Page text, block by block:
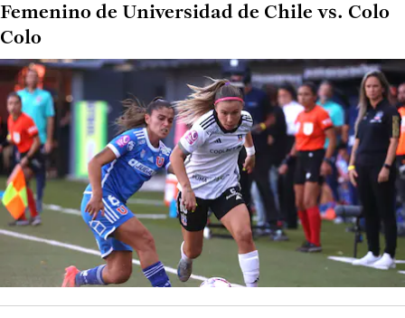
Femenino de Universidad de Chile vs. Colo
Colo